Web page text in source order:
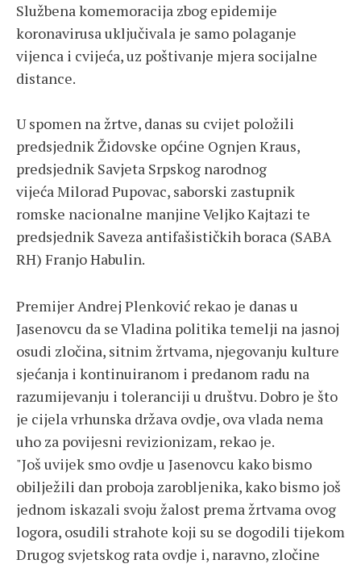
Službena komemoracija zbog epidemije
koronavirusa uključivala je samo polaganje
vijenca i cvijeća, uz poštivanje mjera socijalne
distance.
U spomen na žrtve, danas su cvijet položili
predsjednik Židovske općine Ognjen Kraus,
predsjednik Savjeta Srpskog narodnog
vijeća Milorad Pupovac, saborski zastupnik
romske nacionalne manjine Veljko Kajtazi te
predsjednik Saveza antifašističkih boraca (SABA
RH) Franjo Habulin.
Premijer Andrej Plenković rekao je danas u
Jasenovcu da se Vladina politika temelji na jasnoj
osudi zločina, sitnim žrtvama, njegovanju kulture
sjećanja i kontinuiranom i predanom radu na
razumijevanju i toleranciji u društvu. Dobro je što
je cijela vrhunska država ovdje, ova vlada nema
uho za povijesni revizionizam, rekao je.
"Još uvijek smo ovdje u Jasenovcu kako bismo
obilježili dan proboja zarobljenika, kako bismo još
jednom iskazali svoju žalost prema žrtvama ovog
logora, osudili strahote koji su se dogodili tijekom
Drugog svjetskog rata ovdje i, naravno, zločine